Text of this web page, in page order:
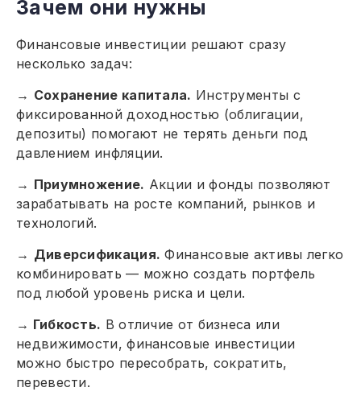
Зачем они нужны
Финансовые инвестиции решают сразу
несколько задач:
→ Сохранение капитала. Инструменты с
фиксированной доходностью (облигации,
депозиты) помогают не терять деньги под
давлением инфляции.
→ Приумножение. Акции и фонды позволяют
зарабатывать на росте компаний, рынков и
технологий.
→ Диверсификация. Финансовые активы легко
комбинировать — можно создать портфель
под любой уровень риска и цели.
→ Гибкость. В отличие от бизнеса или
недвижимости, финансовые инвестиции
можно быстро пересобрать, сократить,
перевести.